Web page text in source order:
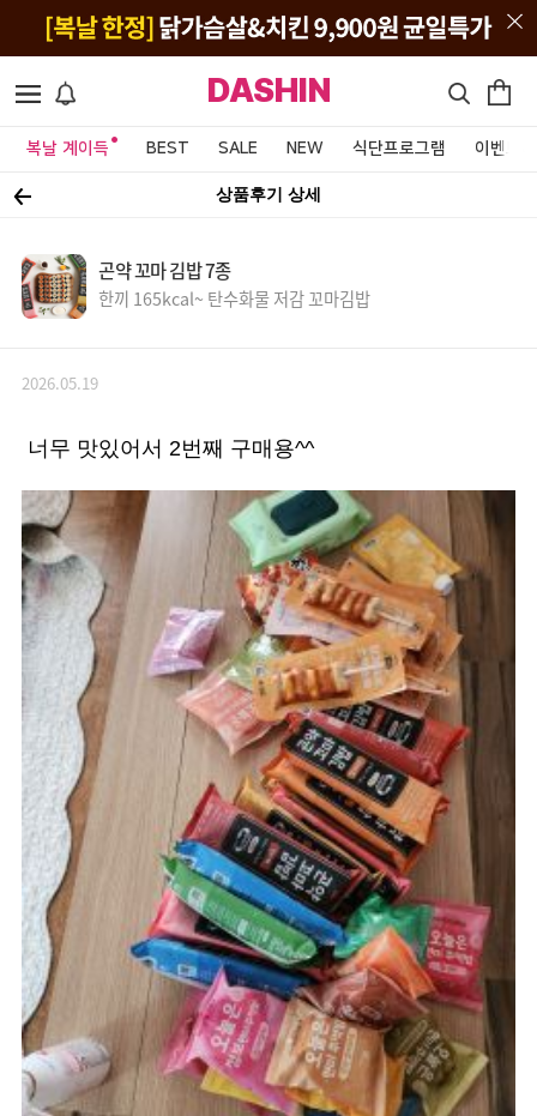
DASHIN
복날 계이득 BEST SALE NEW 식단프로그램 이벤트&
상품후기 상세
곤약 꼬마 김밥 7종
한끼 165kcal~ 탄수화물 저감 꼬마김밥
2026.05.19
너무 맛있어서 2번째 구매용^^